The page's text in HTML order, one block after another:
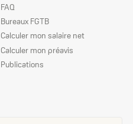
FAQ
Bureaux FGTB
Calculer mon salaire net
Calculer mon préavis
Publications